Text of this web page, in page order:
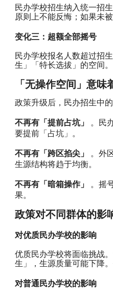
民办学校招生纳入统一招
原则上不能反悔；如果未
变化三：超额全部摇号
民办学校报名人数超过招
生」「特长选拔」的空间。
「无操作空间」意味
政策升级后，民办招生中
不再有「提前占坑」 。民
要提前「占坑」。
不再有「跨区掐尖」 。外
生源结构将趋于均衡。
不再有「暗箱操作」 。摇
果。
政策对不同群体的影
对优质民办学校的影响
优质民办学校将面临挑战
生」，生源质量可能下降
对普通民办学校的影响